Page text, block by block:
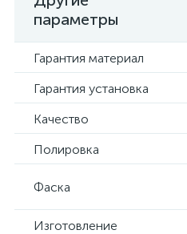
параметры
Гарантия материал
Гарантия установка
Качество
Полировка
Фаска
Изготовление